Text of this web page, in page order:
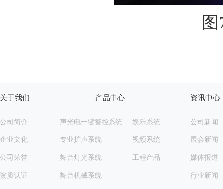
关于我们
公司简介
企业文化
公司荣誉
资质认证
产品中心
声光电一键智控系统
专业扩声系统
舞台灯光系统
舞台机械系统
娱乐系统
视频系统
工程产品
资讯中心
公司新闻
展会新闻
媒体报道
行业新闻